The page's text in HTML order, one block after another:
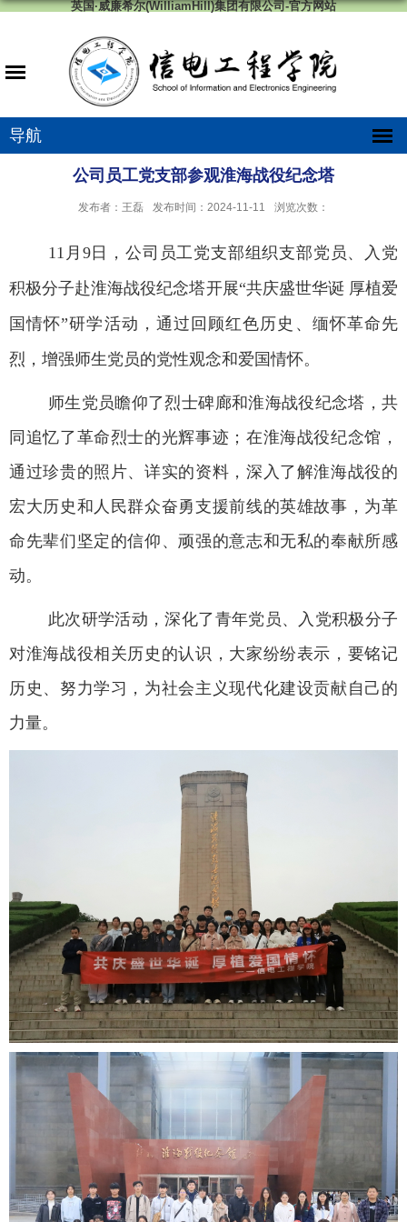
英国·威廉希尔(WilliamHill)集团有限公司-官方网站
导航
公司员工党支部参观淮海战役纪念塔
发布者：王磊 发布时间：2024-11-11 浏览次数：
11 月 9日，公司员工党支部组织支部党员、入党
积极分子赴淮海战役纪念塔开展“共庆盛世华诞 厚植爱
国情怀”研学活动，通过回顾红色历史、缅怀革命先
烈，增强师生党员的党性观念和爱国情怀。
师生党员瞻仰了烈士碑廊和淮海战役纪念塔，共
同追忆了革命烈士的光辉事迹；在淮海战役纪念馆，
通过珍贵的照片、详实的资料，深入了解淮海战役的
宏大历史和人民群众奋勇支援前线的英雄故事，为革
命先辈们坚定的信仰、顽强的意志和无私的奉献所感
动。
此次研学活动，深化了青年党员、入党积极分子
对淮海战役相关历史的认识，大家纷纷表示，要铭记
历史、努力学习，为社会主义现代化建设贡献自己的
力量。